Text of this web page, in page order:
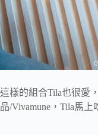
這樣的組合Tila也很愛
品/Vivamune，Tila馬